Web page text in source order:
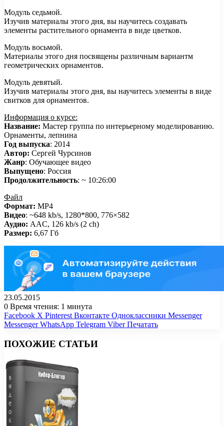
Модуль седьмой.
Изучив материалы этого дня, вы научитесь создавать
элементы растительного орнамента в виде цветков.
Модуль восьмой.
Материалы этого дня посвящены различным вариантм
геометрических орнаментов.
Модуль девятый.
Изучив материалы этого дня, вы научитесь элементы в виде
свитков для орнаментов.
Информация о курсе:
Название: Мастер группа по интерьерному моделированию.
Орнаменты, лепнина
Год выпуска: 2014
Автор: Сергей Чурсинов
Жанр: Обучающее видео
Выпущено: Россия
Продолжительность: ~ 10:26:00
Файл
Формат: MP4
Видео: ~648 kb/s, 1280*800, 776×582
Аудио: AAC, 126 kb/s (2 ch)
Размер: 6,67 Гб
23.05.2015
0 Время чтения: 1 минута
Facebook X Pinterest Вконтакте Одноклассники Messenger
Messenger WhatsApp Telegram Viber Печатать
ПОХОЖИЕ СТАТЬИ